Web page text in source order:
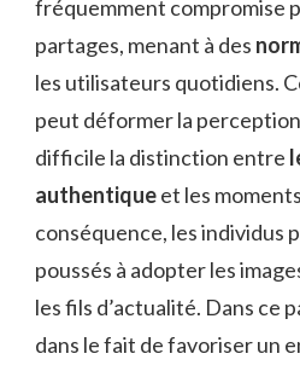
fréquemment compromise
partages, menant à des
les utilisateurs quotidiens.
peut déformer la
difficile la distinction entre
authentiqueet les
conséquence, les individus
poussés à adopter les
les fils d’actualité. Dans ce
dans le fait de favoriser un